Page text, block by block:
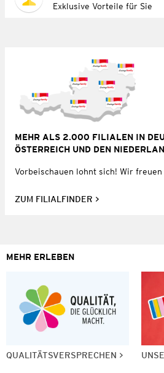
Exklusive Vorteile für Sie
MEHR ALS 2.000 FILIALEN IN
ÖSTERREICH UND DEN
Vorbeischauen lohnt sich! Wir
ZUM FILIALFINDER
MEHR ERLEBEN
QUALITÄTSVERSPRECHEN